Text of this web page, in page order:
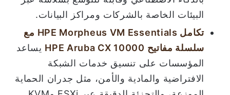
البيئات الخاصة بالشركات ومراكز البيانات.
تكامل HPE Morpheus VM Essentials مع
سلسلة مفاتيح HPE Aruba CX 10000 يساعد
المؤسسات على تنسيق خدمات الشبكة
الافتراضية والمادية والأمن، مثل جدران الحماية